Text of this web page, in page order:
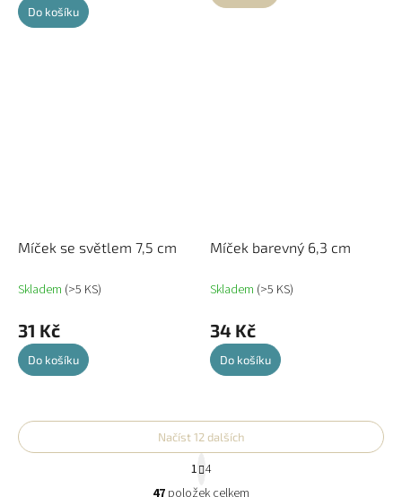
Do košíku
Míček se světlem 7,5 cm
Skladem (>5 KS)
31 Kč
Do košíku
Míček barevný 6,3 cm
Skladem (>5 KS)
34 Kč
Do košíku
O
Načíst 12 dalších
t
r
1 4